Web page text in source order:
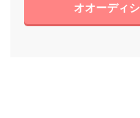
オオーディ